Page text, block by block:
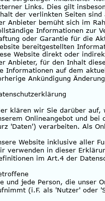
Links. Dies gilt
der verlinkten Seiten
Anbieter bemüht sich im
Informationen zur
oder Garantie für die
bereitgestellten
Website direkt oder
Anbieter, für den Inhalt
Informationen auf dem
Ankündigung
klären wir Sie darüber auf,
Onlineangebot und bei
'Daten') verarbeiten. Als
Website inklusive aller
verwenden in dieser
im Art.4 der
und jede Person, die unser
(i.F. als 'Nutzer' oder